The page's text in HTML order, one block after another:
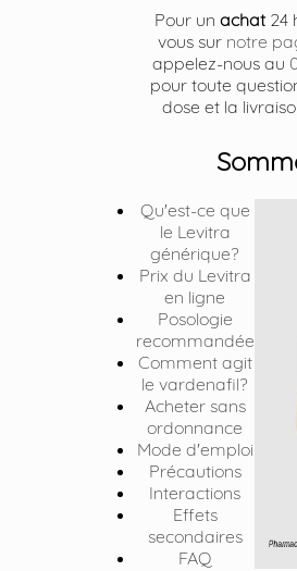
Pour unachat 24
vous sur notre
appelez-nous au
pour toute
dose et la
Qu'est-ce que
le Levitra
générique?
Prix du Levitra
en ligne
Posologie
recommandée
Comment agit
le vardenafil?
Acheter sans
ordonnance
Mode d'emploi
Précautions
Interactions
Effets
secondaires
FAQ